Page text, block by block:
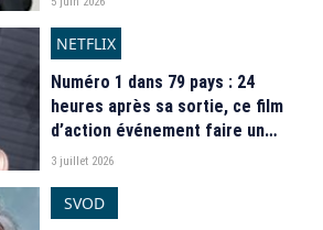
Netflix
NETFLIX
Numéro 1 dans 79 pays : 24
heures après sa sortie, ce film
d’action événement faire un
carton partout dans le monde
3 juillet 2026
SVOD